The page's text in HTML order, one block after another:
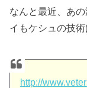
なんと最近、あ
イもケシュの技術
http://